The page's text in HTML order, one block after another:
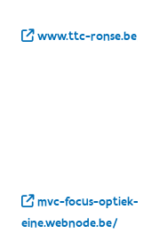
www.ttc-ronse.be/
mvc-focus-optiek-
eine.webnode.be/